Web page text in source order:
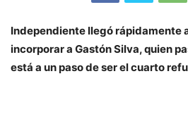
Independiente llegó rápidamente
incorporar a Gastón Silva, quien
está a un paso de ser el cuarto